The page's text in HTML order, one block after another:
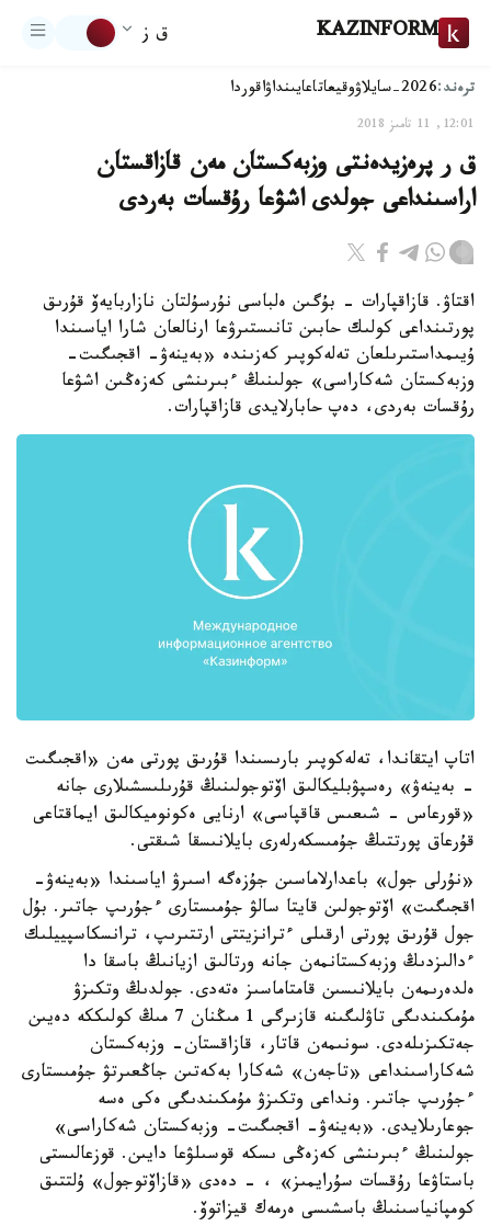
KAZINFORM ق ز
ترەند:2026-سايلاۋ وقيعاتاعايىنداۋاقوردا
12:01, 11 تامىز 2018
ق ر پرەزيدەنتى وزبەكستان مەن قازاقستان
اراسىنداعى جولدى اشۋعا رۇقسات بەردى
اقتاۋ. قازاقپارات - بۇگىن ەلباسى نۇرسۇلتان نازاربايەۆ قۇرىق
پورتىنداعى كولىك حابىن تانىستىرۋعا ارنالعان شارا اياسىندا
ۇيىمداستىرىلعان تەلەكوپىر كەزىندە «بەينەۋ- اقجىگىت-
وزبەكستان شەكاراسى» جولىنىڭ ءبىرىنشى كەزەڭىن اشۋعا
رۇقسات بەردى، دەپ حابارلايدى قازاقپارات.
اتاپ ايتقاندا، تەلەكوپىر بارىسىندا قۇرىق پورتى مەن «اقجىگىت
- بەينەۋ» رەسپۋبليكالىق اۆتوجولىنىڭ قۇرىلىسشىلارى جانە
«قورعاس - شىعىس قاقپاسى» ارنايى ەكونوميكالىق ايماقتاعى
قۇرعاق پورتتىڭ جۇمىسكەرلەرى بايلانىسقا شىقتى.
«نۇرلى جول» باعدارلاماسىن جۇزەگە اسىرۋ اياسىندا «بەينەۋ-
اقجىگىت» اۆتوجولىن قايتا سالۋ جۇمىستارى ءجۇرىپ جاتىر. بۇل
جول قۇرىق پورتى ارقىلى ءترانزيتتى ارتتىرىپ، ترانسكاسپييلىك
ءدالىزدىڭ وزبەكستانمەن جانە ورتالىق ازيانىڭ باسقا دا
ەلدەرىمەن بايلانىسىن قامتاماسىز ەتەدى. جولدىڭ وتكىزۋ
مۇمكىندىگى تاۋلىگىنە قازىرگى 1 مىڭنان 7 مىڭ كولىككە دەيىن
جەتكىزىلەدى. سونىمەن قاتار، قازاقستان- وزبەكستان
شەكاراسىنداعى «تاجەن» شەكارا بەكەتىن جاڭعىرتۋ جۇمىستارى
ءجۇرىپ جاتىر. ونداعى وتكىزۋ مۇمكىندىگى ەكى ەسە
جوعارىلايدى. «بەينەۋ- اقجىگىت- وزبەكستان شەكاراسى»
جولىنىڭ ءبىرىنشى كەزەڭى ىسكە قوسىلۋعا دايىن. قوزعالىستى
باستاۋعا رۇقسات سۇرايمىز» ، - دەدى «قازاۆتوجول» ۇلتتىق
كومپانياسىنىڭ باسشىسى ەرمەك قيزاتوۆ.